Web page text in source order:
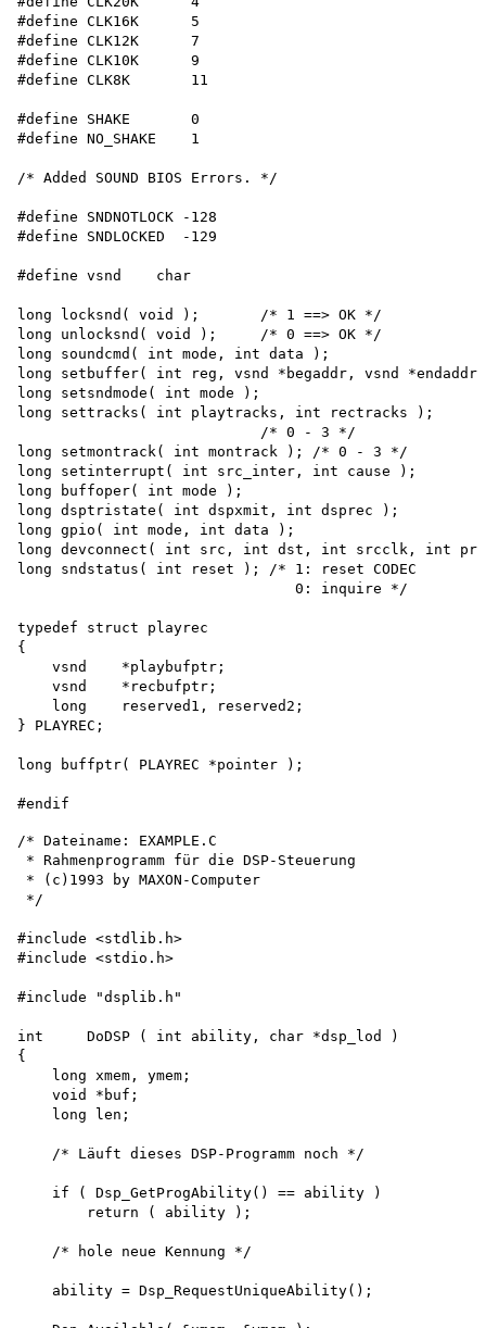
#define CLK16K      5
#define CLK12K      7
#define CLK10K      9
#define CLK8K       11
#define SHAKE       0
#define NO_SHAKE    1
/* Added SOUND BIOS Errors. */
#define SNDNOTLOCK -128
#define SNDLOCKED  -129
#define vsnd    char
long locksnd( void );       /* 1 ==> OK */
long unlocksnd( void );     /* 0 ==> OK */
long soundcmd( int mode, int data );
long setbuffer( int reg, vsnd *begaddr, vsnd
long setsndmode( int mode );
long settracks( int playtracks, int rectracks );
                            /* 0 - 3 */
long setmontrack( int montrack ); /* 0 - 3 */
long setinterrupt( int src_inter, int cause );
long buffoper( int mode );
long dsptristate( int dspxmit, int dsprec );
long gpio( int mode, int data );
long devconnect( int src, int dst, int srcclk, int
long sndstatus( int reset ); /* 1: reset CODEC
                                0: inquire */
typedef struct playrec
{
    vsnd    *playbufptr;
    vsnd    *recbufptr;
    long    reserved1, reserved2;
} PLAYREC;
long buffptr( PLAYREC *pointer );
/* Dateiname: EXAMPLE.C
* Rahmenprogramm für die DSP-Steuerung
* (c)1993 by MAXON-Computer
*/
#include <stdlib.h>
#include <stdio.h>
#include "dsplib.h"
int     DoDSP ( int ability, char *dsp_lod )
{
    long xmem, ymem;
    void *buf;
    long len;
    /* Läuft dieses DSP-Programm noch */
    if ( Dsp_GetProgAbility() == ability )
        return ( ability );
    /* hole neue Kennung */
    ability = Dsp_RequestUniqueAbility();